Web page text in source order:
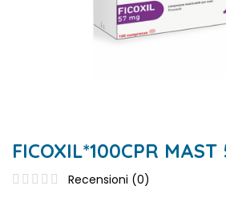
FICOXIL*100CPR MAST
Recensioni (0)